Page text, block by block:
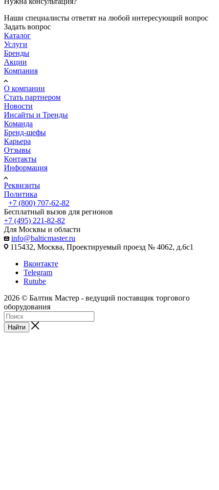
Наши специалисты ответят на любой интересующий вопрос
Задать вопрос
Каталог
Услуги
Бренды
Акции
Компания
О компании
Стать партнером
Новости
Инсайты и Тренды
Команда
Бренд-шефы
Карьера
Отзывы
Контакты
Информация
Реквизиты
Политика
+7 (800) 707-62-82
Бесплатный вызов для регионов
+7 (495) 221-82-82
Для Москвы и области
info@balticmaster.ru
115432, Москва, Проектируемый проезд № 4062, д.6с1
Вконтакте
Telegram
Rutube
2026 © Балтик Мастер - ведущий поставщик торгового
оборудования
Найти